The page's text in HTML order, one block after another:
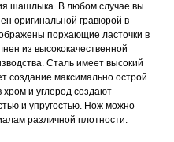
шашлыка. В любом случае вы
оригинальной гравюрой в
порхающие ласточки в
из высококачественной
Сталь имеет высокий
создание максимально острой
и углерод создают
и упругостью. Нож можно
различной плотности.